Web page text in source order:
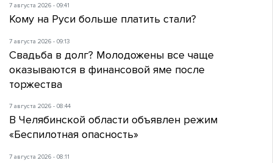
7 августа 2026 - 09:41
Кому на Руси больше платить стали?
7 августа 2026 - 09:13
Свадьба в долг? Молодожены все чаще
оказываются в финансовой яме после
торжества
7 августа 2026 - 08:44
В Челябинской области объявлен режим
«Беспилотная опасность»
7 августа 2026 - 08:11